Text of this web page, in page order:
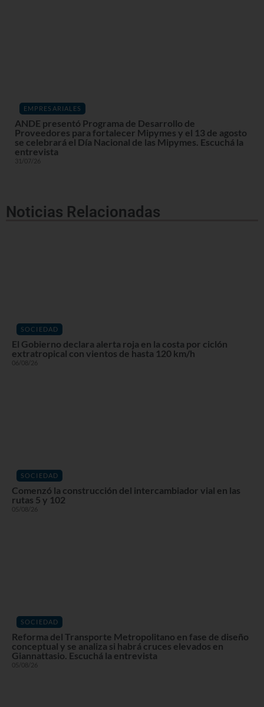
EMPRESARIALES
ANDE presentó Programa de Desarrollo de
Proveedores para fortalecer Mipymes y el 13 de agosto
se celebrará el Día Nacional de las Mipymes. Escuchá la
entrevista
31/07/26
Noticias Relacionadas
SOCIEDAD
El Gobierno declara alerta roja en la costa por ciclón
extratropical con vientos de hasta 120 km/h
06/08/26
SOCIEDAD
Comenzó la construcción del intercambiador vial en las
rutas 5 y 102
05/08/26
SOCIEDAD
Reforma del Transporte Metropolitano en fase de diseño
conceptual y se analiza si habrá cruces elevados en
Giannattasio. Escuchá la entrevista
05/08/26